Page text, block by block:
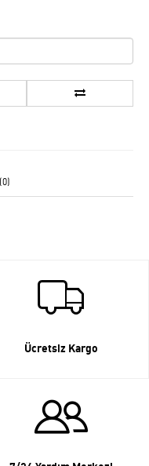
Ücretsiz Kargo